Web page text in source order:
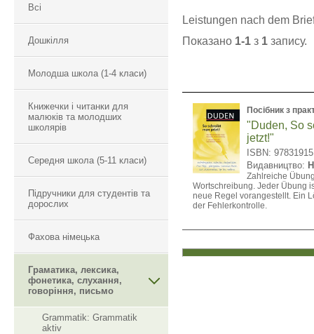
Всі
Дошкілля
Молодша школа (1-4 класи)
Книжечки і читанки для
малюків та молодших
школярів
Середня школа (5-11 класи)
Підручники для студентів та
дорослих
Фахова німецька
Граматика, лексика,
фонетика, слухання,
говоріння, письмо
Grammatik: Grammatik
aktiv
Leistungen nach dem
Показано 1-1 з 1 запису.
Посібник з
"Duden, So
jetzt!"
ISBN:
Видавництво:
Zahlreiche
Wortschreibung. Jeder Übung
neue Regel vorangestellt. Ein
der Fehlerkontrolle.